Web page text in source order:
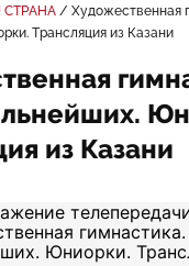
СТРАНА
Художественная
Трансляция из Казани
из Казани